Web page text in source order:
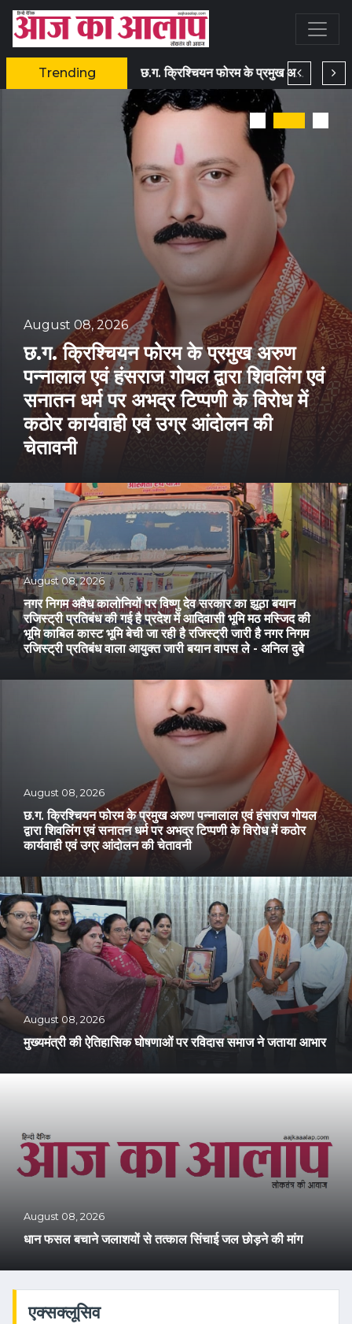
Trending छ.ग. क्रिश्चियन फोरम के प्रमुख अरुण पन्नालाल एवं हंसराज गोयल द्वारा शिवलिंग एवं सनातन धर्म पर अभद्र टिप्पणी के विरोध में कठोर कार्यवाही एवं उग्र आंदोलन की चेतावनी
August 08, 2026
छ.ग. क्रिश्चियन फोरम के प्रमुख अरुण
पन्नालाल एवं हंसराज गोयल द्वारा शिवलिंग एवं
सनातन धर्म पर अभद्र टिप्पणी के विरोध में
कठोर कार्यवाही एवं उग्र आंदोलन की
चेतावनी
August 08, 2026
नगर निगम अवैध कालोनियों पर विष्णु देव सरकार का झूठा बयान
रजिस्ट्री प्रतिबंध की गई है प्रदेश में आदिवासी भूमि मठ मस्जिद की
भूमि काबिल कास्ट भूमि बेची जा रही है रजिस्ट्री जारी है नगर निगम
रजिस्ट्री प्रतिबंध वाला आयुक्त जारी बयान वापस ले - अनिल दुबे
August 08, 2026
छ.ग. क्रिश्चियन फोरम के प्रमुख अरुण पन्नालाल एवं हंसराज गोयल
द्वारा शिवलिंग एवं सनातन धर्म पर अभद्र टिप्पणी के विरोध में कठोर
कार्यवाही एवं उग्र आंदोलन की चेतावनी
August 08, 2026
मुख्यमंत्री की ऐतिहासिक घोषणाओं पर रविदास समाज ने जताया आभार
August 08, 2026
धान फसल बचाने जलाशयों से तत्काल सिंचाई जल छोड़ने की मांग
एक्सक्लूसिव